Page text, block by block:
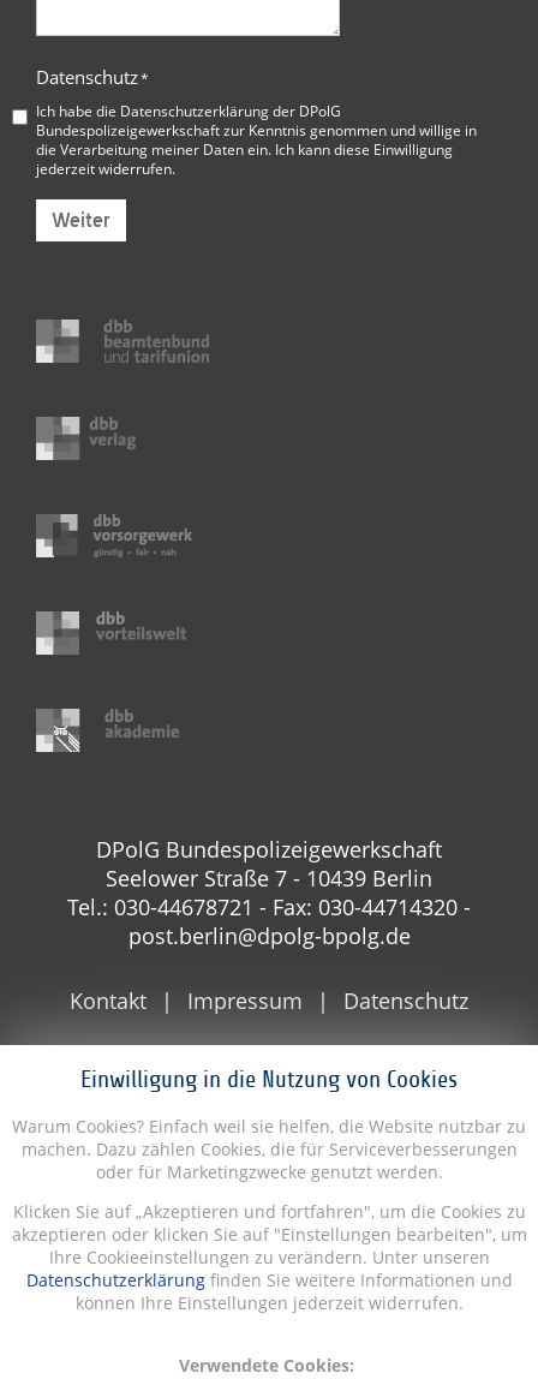
Einwilligung in die Nutzung von Cookies
Warum Cookies? Einfach weil sie helfen, die Website nutzbar zu
machen. Dazu zählen Cookies, die für Serviceverbesserungen
oder für Marketingzwecke genutzt werden.
Klicken Sie auf „Akzeptieren und fortfahren", um die Cookies zu
akzeptieren oder klicken Sie auf "Einstellungen bearbeiten", um
Ihre Cookieeinstellungen zu verändern. Unter unseren
Datenschutzerklärungfinden Sie weitere Informationen und
können Ihre Einstellungen jederzeit widerrufen.
Verwendete Cookies:
Datenschutz*
Ich habe die Datenschutzerklärung der DPolG
Bundespolizeigewerkschaftzur Kenntnis genommen und willige in
die Verarbeitung meiner Daten ein. Ich kann diese Einwilligung
jederzeit widerrufen.
Weiter
DPolG Bundespolizeigewerkschaft
Seelower Straße 7 - 10439 Berlin
Tel.: 030-44678721 - Fax: 030-44714320 -
post.berlin@dpolg-bpolg.de
Kontakt Impressum Datenschutz